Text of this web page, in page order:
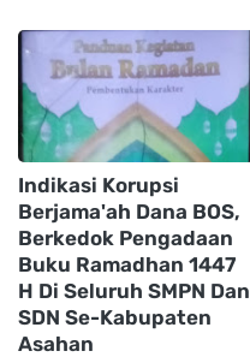
Indikasi Korupsi
Berjama'ah Dana BOS,
Berkedok Pengadaan
Buku Ramadhan 1447
H Di Seluruh SMPN Dan
SDN Se-Kabupaten
Asahan